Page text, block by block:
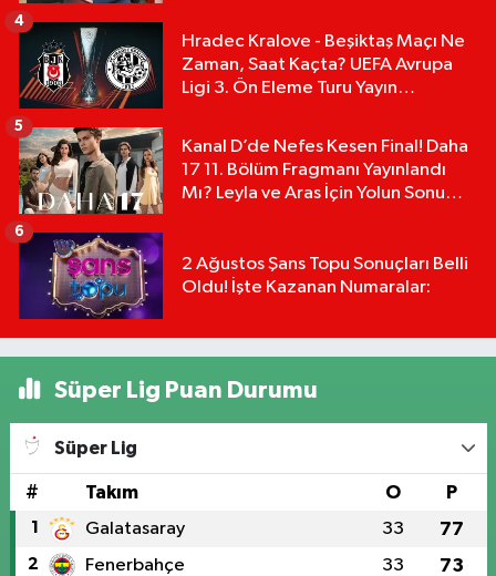
Hradec Kralove - Beşiktaş Maçı Ne
Zaman, Saat Kaçta? UEFA Avrupa
Ligi 3. Ön Eleme Turu Yayın
4
Kanal D’de Nefes Kesen Final! Daha
17 11. Bölüm Fragmanı Yayınlandı
Mı? Leyla ve Aras İçin Yolun Sonu
5
2 Ağustos Şans Topu Sonuçları Belli
Oldu! İşte Kazanan Numaralar:
6
Süper Lig Puan Durumu
Süper Lig
# Takım O P
1 Galatasaray 33 77
2 Fenerbahçe 33 73